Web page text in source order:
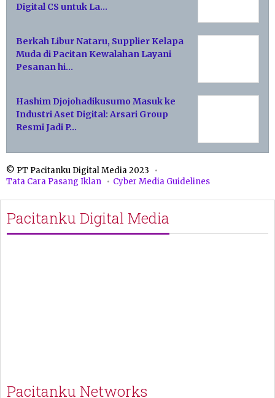
Digital CS untuk La…
Berkah Libur Nataru, Supplier Kelapa
Muda di Pacitan Kewalahan Layani
Pesanan hi…
Hashim Djojohadikusumo Masuk ke
Industri Aset Digital: Arsari Group
Resmi Jadi P…
© PT Pacitanku Digital Media 2023
Tata Cara Pasang Iklan
Cyber Media Guidelines
Pacitanku Digital Media
Pacitanku Networks